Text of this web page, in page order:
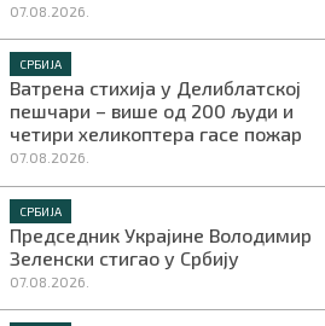
07.08.2026.
СРБИЈА
Ватрена стихија у Делиблатској
пешчари – више од 200 људи и
четири хеликоптера гасе пожар
07.08.2026.
СРБИЈА
Председник Украјине Володимир
Зеленски стигао у Србију
07.08.2026.